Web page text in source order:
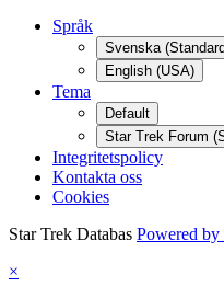
Språk
Svenska
English (USA)
Tema
Default
Star Trek Forum
Integritetspolicy
Kontakta oss
Cookies
Star Trek Databas Powered
×